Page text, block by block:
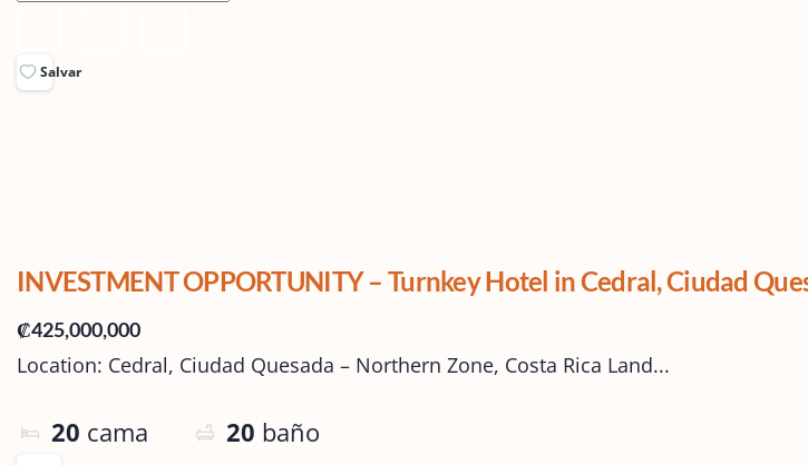
Salvar
INVESTMENT OPPORTUNITY – Turnkey Hotel in Cedral, Ciudad
₡425,000,000
Location: Cedral, Ciudad Quesada – Northern Zone, Costa Rica Land...
20 cama 20 baño